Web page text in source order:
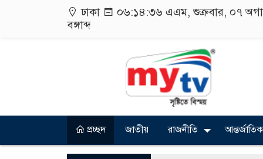
ঢাকা ০৬:১৪:৩৮ এএম, শুক্রবার, ০৭
বঙ্গাব্দ
প্রচ্ছদ জাতীয় রাজনীতি আন্তর্জাতিক